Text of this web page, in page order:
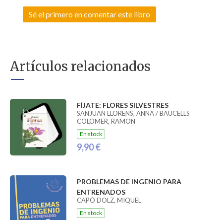
Sé el primero en comentar este libro
Artículos relacionados
FÍJATE: FLORES SILVESTRES
SANJUAN LLORENS, ANNA / BAUCELLS
COLOMER, RAMON
En stock
9,90 €
PROBLEMAS DE INGENIO PARA
ENTRENADOS
CAPÓ DOLZ, MIQUEL
En stock